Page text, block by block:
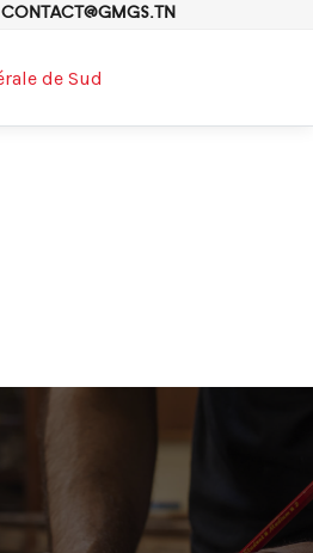
CONTACT@GMGS.TN